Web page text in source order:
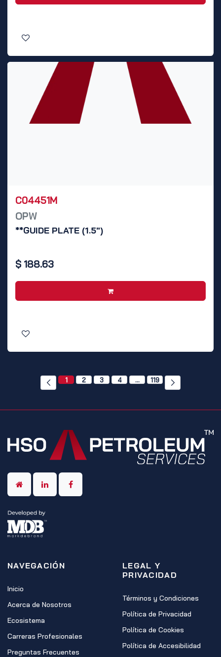
C04451M
OPW
**GUIDE PLATE (1.5")
$ 188.63
1 2 3 4 … 119
NAVEGACIÓN
Inicio
Acerca de Nosotros
Ecosistema
Carreras Profesionales
Preguntas Frecuentes
LEGAL Y
PRIVACIDAD
Términos y Condiciones
Política de Privacidad
Política de Cookies
Política de Accesibilidad